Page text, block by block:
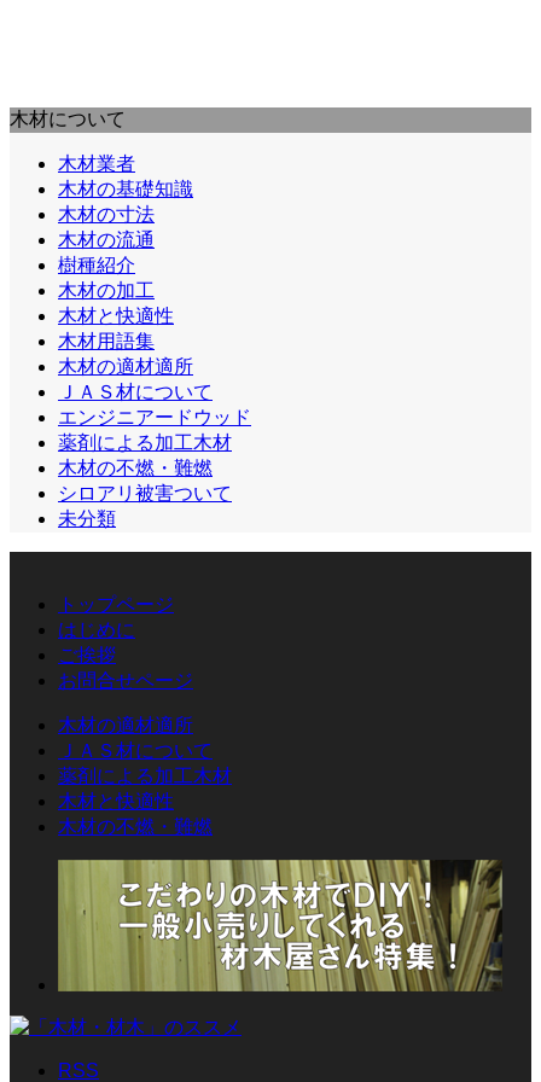
木材について
木材業者
木材の基礎知識
木材の寸法
木材の流通
樹種紹介
木材の加工
木材と快適性
木材用語集
木材の適材適所
ＪＡＳ材について
エンジニアードウッド
薬剤による加工木材
木材の不燃・難燃
シロアリ被害ついて
未分類
トップページ
はじめに
ご挨拶
お問合せページ
木材の適材適所
ＪＡＳ材について
薬剤による加工木材
木材と快適性
木材の不燃・難燃
RSS